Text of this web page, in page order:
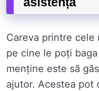
Careva printre cele
pe cine le poți
menține este să
ajutor. Acestea pot